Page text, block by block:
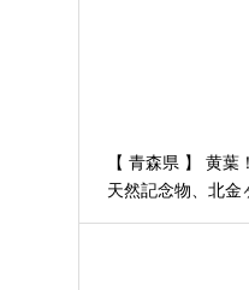
【 青森県 】 黄
天然記念物、北金